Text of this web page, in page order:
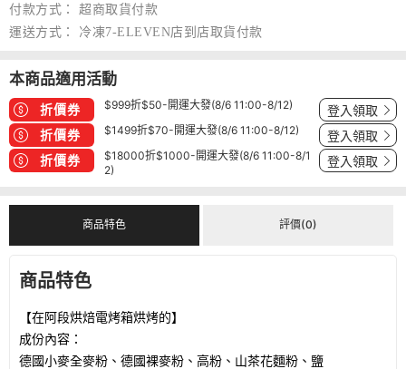
付款方式：
超商取貨付款
運送方式：
冷凍7-ELEVEN店到店取貨付款
本商品適用活動
折價券 $999折$50-開運大發(8/6 11:00-8/12) 登入領取
折價券 $1499折$70-開運大發(8/6 11:00-8/12) 登入領取
折價券
$18000折$1000-開運大發(8/6 11:00-8/1
2)
登入領取
商品特色 評價(0)
商品特色
【在阿段烘焙電烤箱烘烤的】
成份內容：
德國小麥全麥粉、德國裸麥粉、高粉、山茶花麵粉、鹽